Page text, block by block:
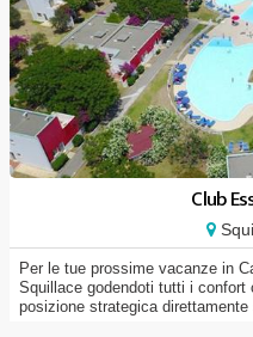
Club
Per le tue prossime vacanze in
Squillace godendoti tutti i
posizione strategica